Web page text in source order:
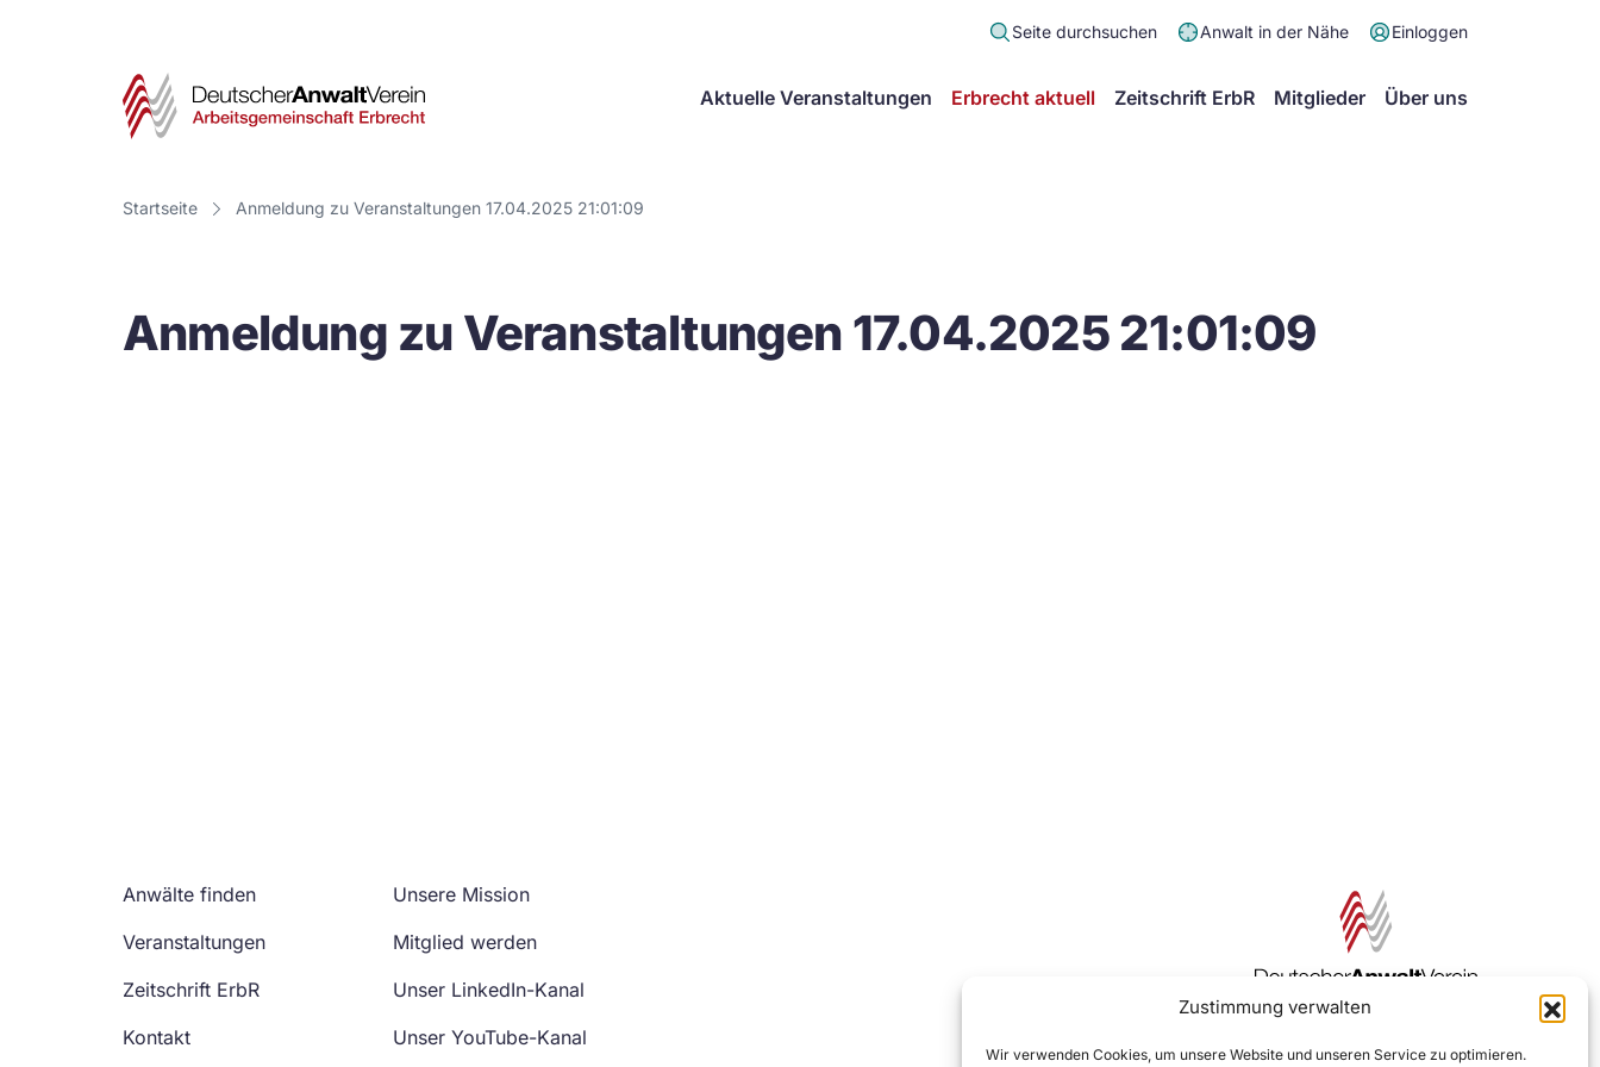
Zustimmung verwalten
Wir verwenden Cookies, um unsere Website und unseren Service zu optimieren.
Seite durchsuchen Anwalt in der Nähe Einloggen
Deutscher
Verein
Arbeitsgemeinschaft
Aktuelle Veranstaltungen Erbrecht aktuell Zeitschrift ErbR Mitglieder Über uns
Startseite Anmeldung zu Veranstaltungen 17.04.2025 21:01:09
Anmeldung zu Veranstaltungen 17.04.2025 21:01:09
Anwälte finden
Veranstaltungen
Zeitschrift ErbR
Kontakt
Unsere Mission
Mitglied werden
Unser LinkedIn-Kanal
Unser YouTube-Kanal
Zur DAV Webseite